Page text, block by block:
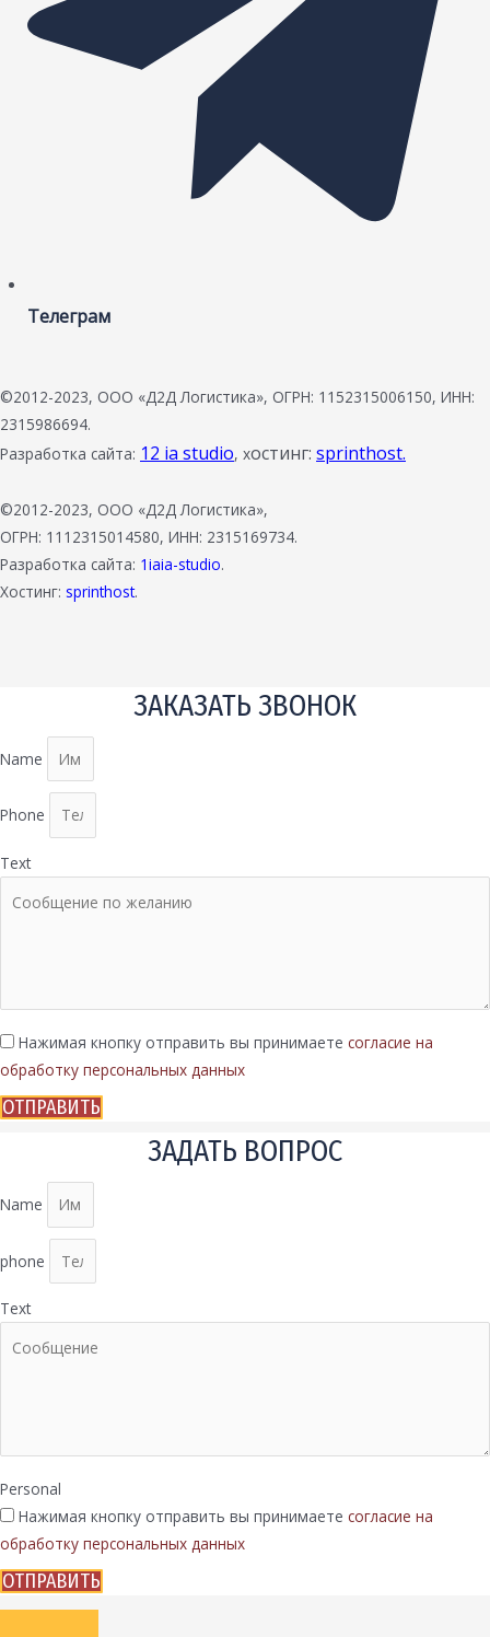
Телеграм
©2012-2023, ООО «Д2Д Логистика», ОГРН: 1152315006150, ИНН:
2315986694.
Разработка сайта: 12 ia studio, хостинг: sprinthost.
©2012-2023, ООО «Д2Д Логистика»,
ОГРН: 1112315014580, ИНН: 2315169734.
Разработка сайта: 1iaia-studio.
Хостинг: sprinthost.
ЗАКАЗАТЬ ЗВОНОК
Name
Phone
Text
Нажимая кнопку отправить вы принимаете согласие на
обработку персональных данных
ОТПРАВИТЬ
ЗАДАТЬ ВОПРОС
Name
phone
Text
Personal
Нажимая кнопку отправить вы принимаете согласие на
обработку персональных данных
ОТПРАВИТЬ